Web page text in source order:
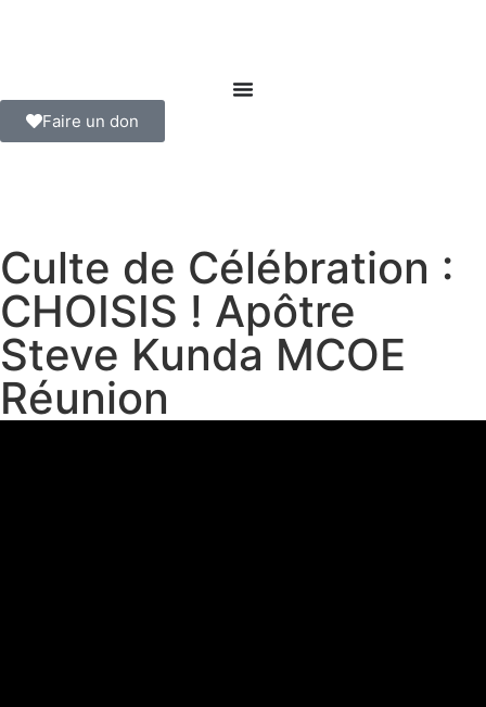
Faire un don
Culte de Célébration :
CHOISIS ! Apôtre
Steve Kunda MCOE
Réunion